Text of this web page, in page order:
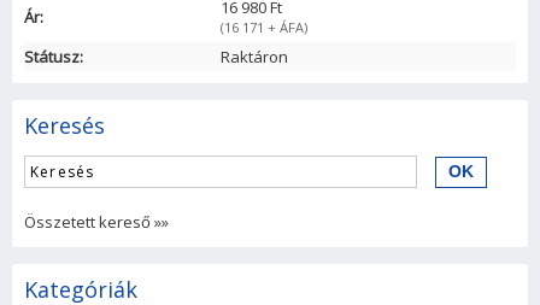
Ár:
16 980 Ft
(16 171 + ÁFA)
Státusz: Raktáron
Keresés
Összetett kereső »»
Kategóriák